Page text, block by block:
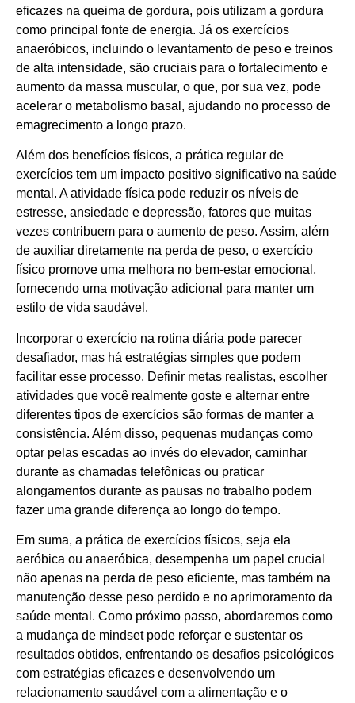
eficazes na queima de gordura, pois utilizam a gordura
como principal fonte de energia. Já os exercícios
anaeróbicos, incluindo o levantamento de peso e treinos
de alta intensidade, são cruciais para o fortalecimento e
aumento da massa muscular, o que, por sua vez, pode
acelerar o metabolismo basal, ajudando no processo de
emagrecimento a longo prazo.
Além dos benefícios físicos, a prática regular de
exercícios tem um impacto positivo significativo na saúde
mental. A atividade física pode reduzir os níveis de
estresse, ansiedade e depressão, fatores que muitas
vezes contribuem para o aumento de peso. Assim, além
de auxiliar diretamente na perda de peso, o exercício
físico promove uma melhora no bem-estar emocional,
fornecendo uma motivação adicional para manter um
estilo de vida saudável.
Incorporar o exercício na rotina diária pode parecer
desafiador, mas há estratégias simples que podem
facilitar esse processo. Definir metas realistas, escolher
atividades que você realmente goste e alternar entre
diferentes tipos de exercícios são formas de manter a
consistência. Além disso, pequenas mudanças como
optar pelas escadas ao invés do elevador, caminhar
durante as chamadas telefônicas ou praticar
alongamentos durante as pausas no trabalho podem
fazer uma grande diferença ao longo do tempo.
Em suma, a prática de exercícios físicos, seja ela
aeróbica ou anaeróbica, desempenha um papel crucial
não apenas na perda de peso eficiente, mas também na
manutenção desse peso perdido e no aprimoramento da
saúde mental. Como próximo passo, abordaremos como
a mudança de mindset pode reforçar e sustentar os
resultados obtidos, enfrentando os desafios psicológicos
com estratégias eficazes e desenvolvendo um
relacionamento saudável com a alimentação e o